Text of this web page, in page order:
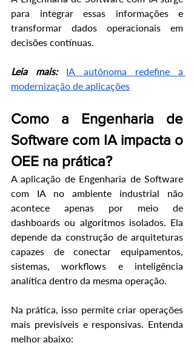
para integrar essas informações e
transformar dados operacionais em
decisões contínuas.
Leia mais:
IA autônoma redefine a
modernização de aplicações
Como a Engenharia de
Software com IA impacta o
OEE na prática?
A aplicação de Engenharia de Software
com IA no ambiente industrial não
acontece apenas por meio de
dashboards ou algoritmos isolados. Ela
depende da construção de arquiteturas
capazes de conectar equipamentos,
sistemas, workflows e inteligência
analítica dentro da mesma operação.
Na prática, isso permite criar operações
mais previsíveis e responsivas. Entenda
melhor abaixo: